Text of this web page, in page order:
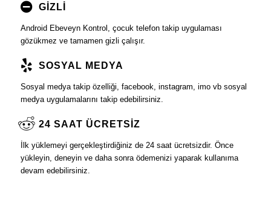
GİZLİ
Android Ebeveyn Kontrol, çocuk telefon takip uygulaması
gözükmez ve tamamen gizli çalışır.
SOSYAL MEDYA
Sosyal medya takip özelliği, facebook, instagram, imo vb sosyal
medya uygulamalarını takip edebilirsiniz.
24 SAAT ÜCRETSİZ
İlk yüklemeyi gerçekleştirdiğiniz de 24 saat ücretsizdir. Önce
yükleyin, deneyin ve daha sonra ödemenizi yaparak kullanıma
devam edebilirsiniz.